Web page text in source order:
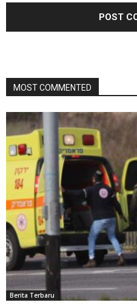
MOST COMMENTED
Berita Terbaru